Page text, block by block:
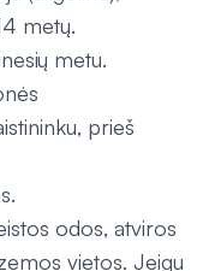
metų.
metu.
prieš
odos, atviros
vietos. Jeigu